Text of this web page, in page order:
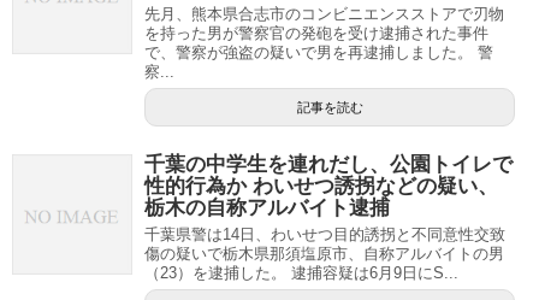
先月、熊本県合志市のコンビニエンスストアで刃物
を持った男が警察官の発砲を受け逮捕された事件
で、警察が強盗の疑いで男を再逮捕しました。 警
察...
記事を読む
千葉の中学生を連れだし、公園トイレで
性的行為か わいせつ誘拐などの疑い、
栃木の自称アルバイト逮捕
千葉県警は14日、わいせつ目的誘拐と不同意性交致
傷の疑いで栃木県那須塩原市、自称アルバイトの男
（23）を逮捕した。 逮捕容疑は6月9日にS...